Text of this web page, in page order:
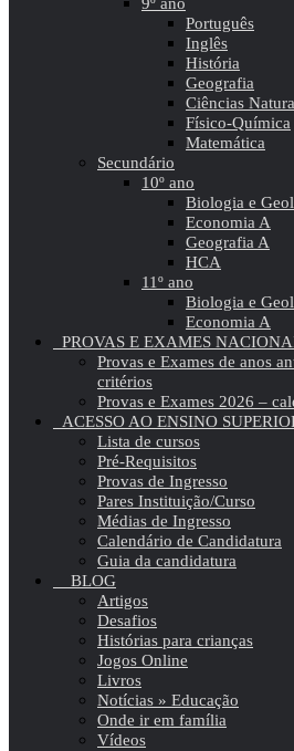
Português
Inglês
História
Geografia
Ciências
Físico-Química
Matemática
Secundário
10º ano
Biologia e
Economia A
Geografia A
HCA
11º ano
Biologia e
Economia A
PROVAS E EXAMES
Provas e Exames de anos
critérios
Provas e Exames 2026 –
ACESSO AO ENSINO
Lista de cursos
Pré-Requisitos
Provas de Ingresso
Pares Instituição/Curso
Médias de Ingresso
Calendário de Candidatura
Guia da candidatura
BLOG
Artigos
Desafios
Histórias para crianças
Jogos Online
Livros
Notícias » Educação
Onde ir em família
Vídeos